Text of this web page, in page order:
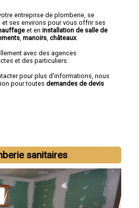
entreprise de plomberie , se
ses environs pour vous offrir ses
et en installation de salle de
manoirs châteaux.
avec des agences
et des particuliers.
pour plus d'informations, nous
pour toutes demandes de devis
sanitaires